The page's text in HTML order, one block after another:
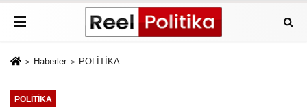
Haberler POLİTİKA
POLİTİKA